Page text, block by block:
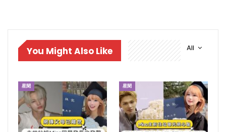
All
You Might Also Like
星聞 星聞